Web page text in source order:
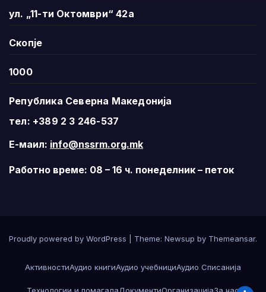
ул. „11-ти Октомври“ 42а
Скопје
1000
Република Северна Македонија
тел: +389 2 3 246-537
Е-маил: info@nssrm.org.mk
Работно време: 08 – 16 ч. понеделник – петок
Proudly powered by WordPress Theme: Newsup by Themeansar.
АктивностиАудио книгиАудио учебнициАудио Списанија